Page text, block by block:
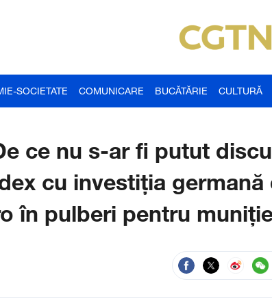
SOCIETATE COMUNICARE BUCĂTĂRIE CULTURĂ
ce nu s-ar fi putut
cu investiţia germană
în pulberi pentru